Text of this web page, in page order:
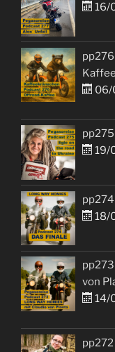
16/
Kaffee
06/
19/
18/
von
14/